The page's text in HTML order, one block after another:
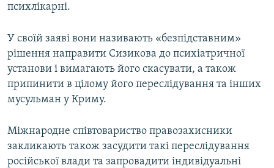
психлікарні.
У своїй заяві вони називають «безпідставним»
рішення направити Сизикова до психіатричної
установи і вимагають його скасувати, а також
припинити в цілому його переслідування та інших
мусульман у Криму.
Міжнародне співтовариство правозахисники
закликають також засудити такі переслідування
російської влади та запровадити індивідуальні